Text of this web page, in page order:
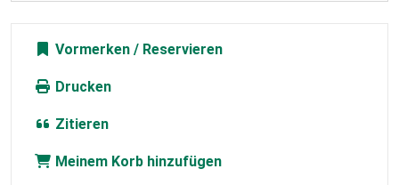
Vormerken
Drucken
Zitieren
Meinem Korb hinzufügen